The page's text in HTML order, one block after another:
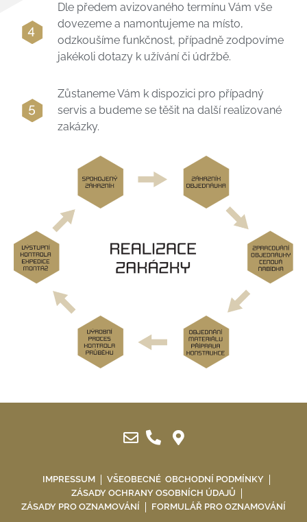
Dle předem avizovaného termínu Vám vše
dovezeme a namontujeme na místo,
odzkoušíme funkčnost, případně zodpovíme
jakékoli dotazy k užívání či údržbě.
Zůstaneme Vám k dispozici pro případný
servis a budeme se těšit na další realizované
zakázky.
IMPRESSUM
VŠEOBECNÉ OBCHODNÍ PODMÍNKY
ZÁSADY OCHRANY OSOBNÍCH ÚDAJŮ
ZÁSADY PRO OZNAMOVÁNÍ
FORMULÁŘ PRO OZNAMOVÁNÍ